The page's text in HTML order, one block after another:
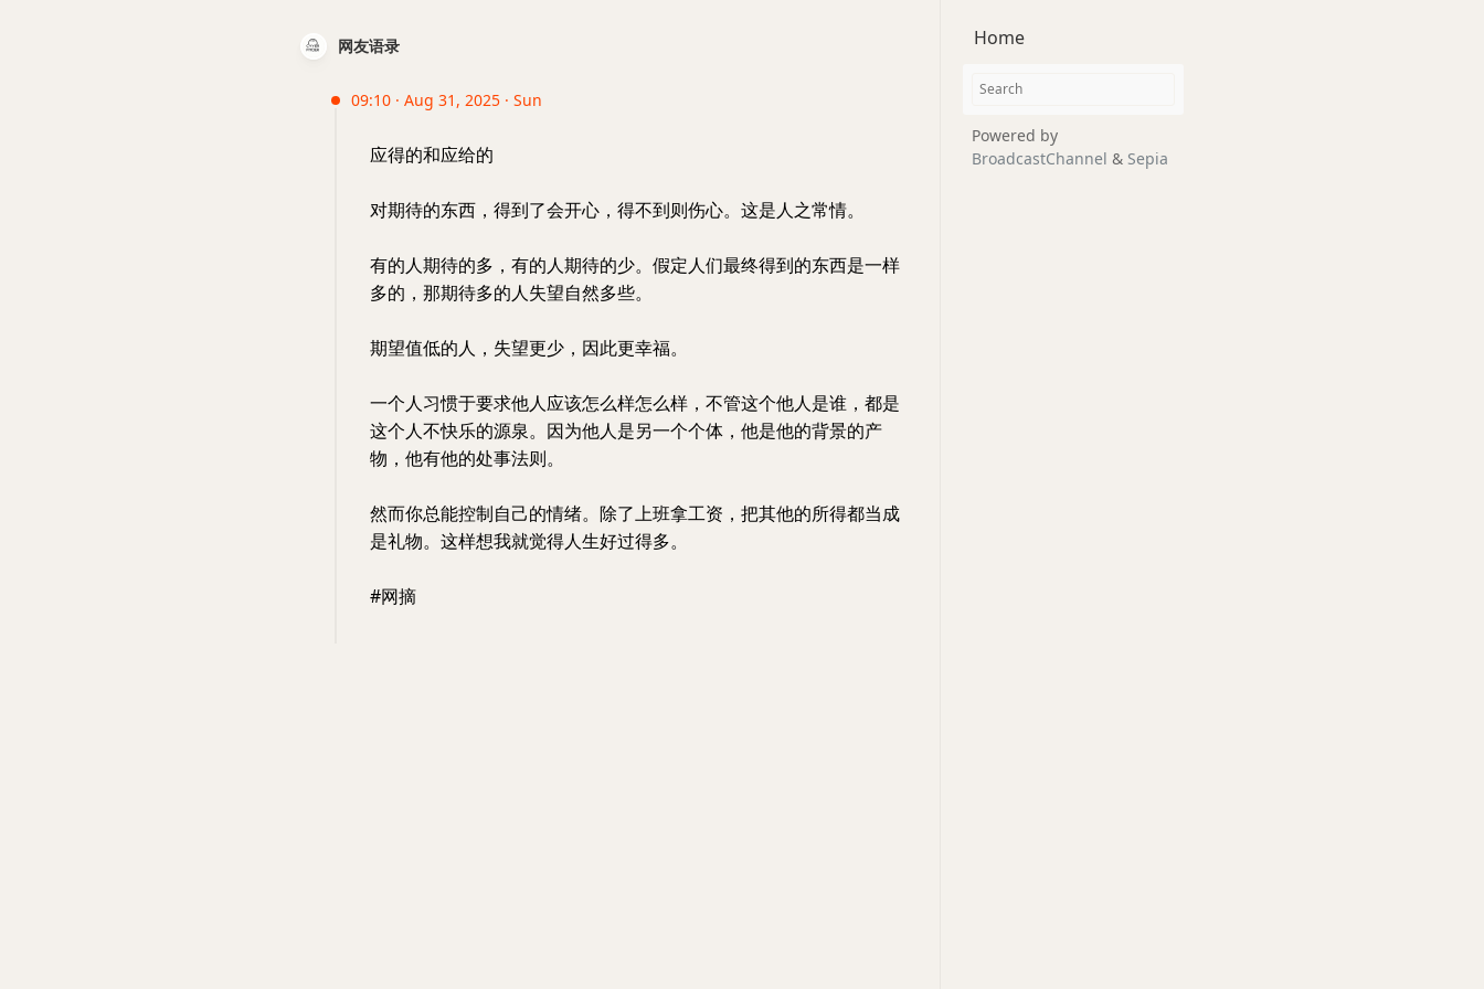
网友语录
09:10 · Aug 31, 2025 · Sun
应得的和应给的
对期待的东西，得到了会开心，得不到则伤心。这是人之常情。
有的人期待的多，有的人期待的少。假定人们最终得到的东西是一样
多的，那期待多的人失望自然多些。
期望值低的人，失望更少，因此更幸福。
一个人习惯于要求他人应该怎么样怎么样，不管这个他人是谁，都是
这个人不快乐的源泉。因为他人是另一个个体，他是他的背景的产
物，他有他的处事法则。
然而你总能控制自己的情绪。除了上班拿工资，把其他的所得都当成
是礼物。这样想我就觉得人生好过得多。
#网摘
Home
Powered by
BroadcastChannel & Sepia